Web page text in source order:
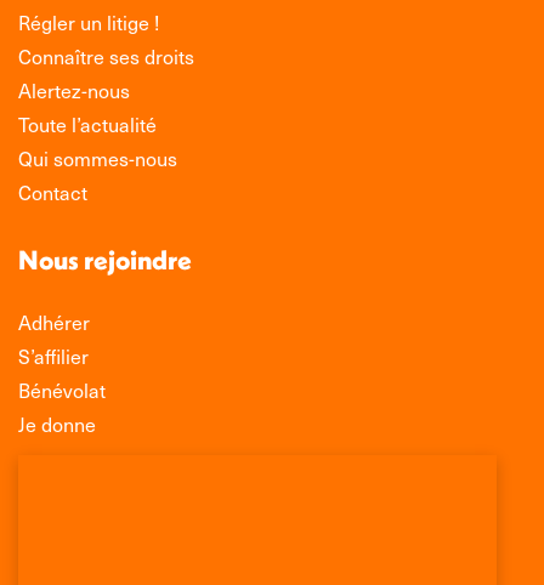
Régler un litige !
Connaître ses droits
Alertez-nous
Toute l’actualité
Qui sommes-nous
Contact
Nous rejoindre
Adhérer
S’affilier
Bénévolat
Je donne